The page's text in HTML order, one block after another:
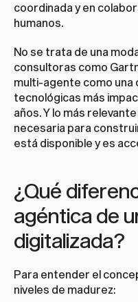
coordinada y en
humanos.
No se trata de una
consultoras como
multi-agente como una
tecnológicas más
años. Y lo más
necesaria para
está disponible y es
¿Qué
agéntica de
digitalizada?
Para entender el
niveles de madurez: